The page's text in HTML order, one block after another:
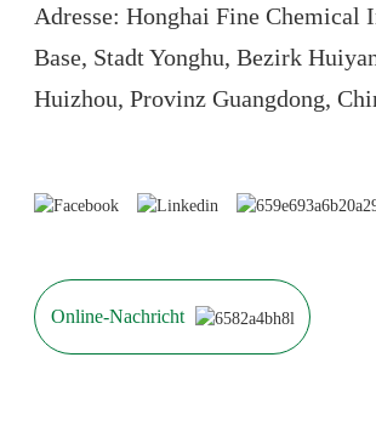
Adresse: Honghai Fine Chemical
Base, Stadt Yonghu, Bezirk
Huizhou, Provinz Guangdong,
Online-Nachricht